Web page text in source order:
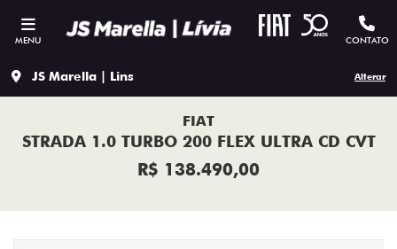
MENU CONTATO
JS Marella | Lins Alterar
FIAT
STRADA 1.0 TURBO 200 FLEX ULTRA CD CVT
R$ 138.490,00